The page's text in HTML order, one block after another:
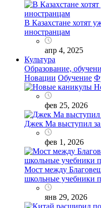
В Казахстане хотят
иностранцам
апр 4, 2025
Культура
Образование,
Новации Обучение
фев 25, 2026
Джек Ма выступил за
фев 1, 2026
Мост между
школьные учебники
янв 29, 2026